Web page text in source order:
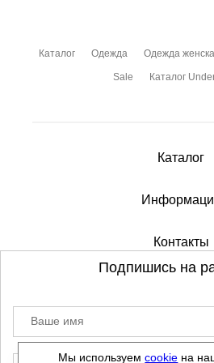
Каталог Одежда Одежда
Sale Каталог
Каталог
Контакты
©2012-2026 -
защищены.
Мы используемcookie на
Подпишись на
Ваше имя